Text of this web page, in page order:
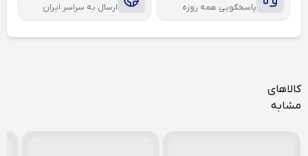
پاسخگویی همه روزه ارسال به سراسر ایران
کالاهای
مشابه